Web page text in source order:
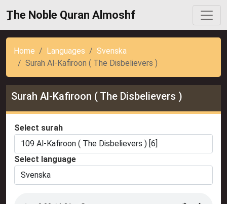
ِThe Noble Quran Almoshf
Home Languages
Svenska
Surah Al-Kafiroon ( The Disbelievers )
Surah Al-Kafiroon ( The Disbelievers )
Select surah
Select language